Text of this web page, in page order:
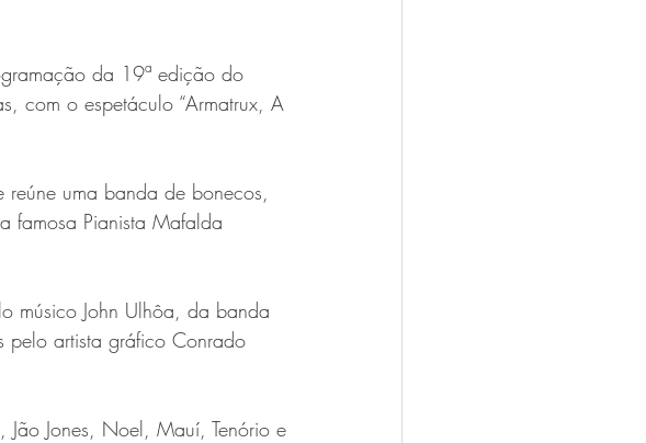
da 19ª edição do
com o espetáculo “Armatrux, A
uma banda de bonecos,
famosa Pianista Mafalda
músico John Ulhôa, da banda
pelo artista gráfico Conrado
Jão Jones, Noel, Mauí, Tenório e